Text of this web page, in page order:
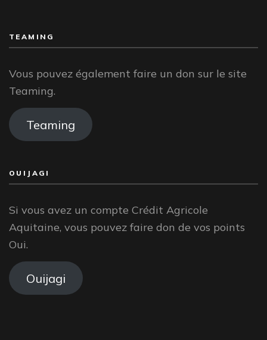
TEAMING
Vous pouvez également faire un don sur le site
Teaming.
Teaming
OUIJAGI
Si vous avez un compte Crédit Agricole
Aquitaine, vous pouvez faire don de vos points
Oui.
Ouijagi